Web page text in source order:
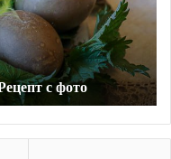
сметаной. Рецепт с